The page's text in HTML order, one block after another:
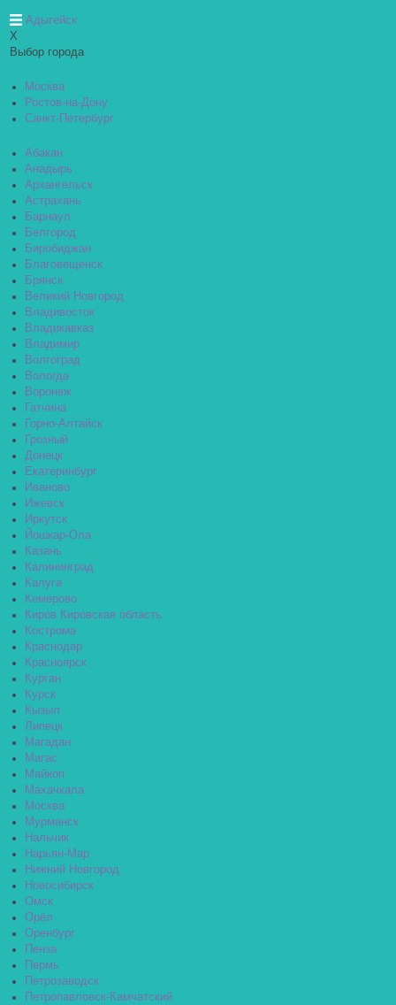
Адыгейск
X
Выбор города
Москва
Ростов-на-Дону
Санкт-Петербург
Абакан
Анадырь
Архангельск
Астрахань
Барнаул
Белгород
Биробиджан
Благовещенск
Брянск
Великий Новгород
Владивосток
Владикавказ
Владимир
Волгоград
Вологда
Воронеж
Гатчина
Горно-Алтайск
Грозный
Донецк
Екатеринбург
Иваново
Ижевск
Иркутск
Йошкар-Ола
Казань
Калининград
Калуга
Кемерово
Киров Кировская область
Кострома
Краснодар
Красноярск
Курган
Курск
Кызыл
Липецк
Магадан
Магас
Майкоп
Махачкала
Москва
Мурманск
Нальчик
Нарьян-Мар
Нижний Новгород
Новосибирск
Омск
Орёл
Оренбург
Пенза
Пермь
Петрозаводск
Петропавловск-Камчатский